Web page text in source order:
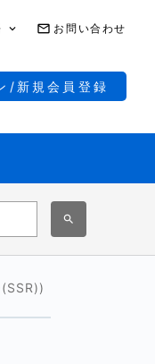
お問い合わせ
/新規会員登録